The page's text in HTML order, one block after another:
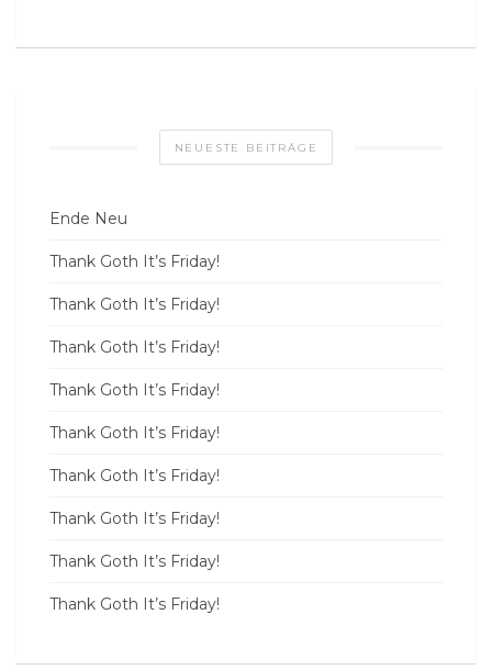
NEUESTE BEITRÄGE
Ende Neu
Thank Goth It’s Friday!
Thank Goth It’s Friday!
Thank Goth It’s Friday!
Thank Goth It’s Friday!
Thank Goth It’s Friday!
Thank Goth It’s Friday!
Thank Goth It’s Friday!
Thank Goth It’s Friday!
Thank Goth It’s Friday!